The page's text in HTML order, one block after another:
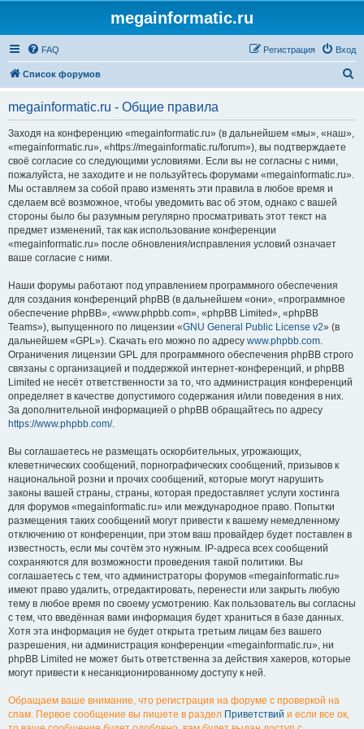
megainformatic.ru
FAQ Вход
Регистрация
Список форумов
megainformatic.ru - Общие правила
Заходя на конференцию «megainformatic.ru» (в дальнейшем «мы», «наш»,
«megainformatic.ru», «https://megainformatic.ru/forum»), вы подтверждаете
своё согласие со следующими условиями. Если вы не согласны с ними,
пожалуйста, не заходите и не пользуйтесь форумами «megainformatic.ru».
Мы оставляем за собой право изменять эти правила в любое время и
сделаем всё возможное, чтобы уведомить вас об этом, однако с вашей
стороны было бы разумным регулярно просматривать этот текст на
предмет изменений, так как использование конференции
«megainformatic.ru» после обновления/исправления условий означает
ваше согласие с ними.
Наши форумы работают под управлением программного обеспечения
для создания конференций phpBB (в дальнейшем «они», «программное
обеспечение phpBB», «www.phpbb.com», «phpBB Limited», «phpBB
Teams»), выпущенного по лицензии «GNU General Public License v2» (в
дальнейшем «GPL»). Скачать его можно по адресу www.phpbb.com.
Ограничения лицензии GPL для программного обеспечения phpBB строго
связаны с организацией и поддержкой интернет-конференций, и phpBB
Limited не несёт ответственности за то, что администрация конференций
определяет в качестве допустимого содержания и/или поведения в них.
За дополнительной информацией о phpBB обращайтесь по адресу
https://www.phpbb.com/.
Вы соглашаетесь не размещать оскорбительных, угрожающих,
клеветнических сообщений, порнографических сообщений, призывов к
национальной розни и прочих сообщений, которые могут нарушить
законы вашей страны, страны, которая предоставляет услуги хостинга
для форумов «megainformatic.ru» или международное право. Попытки
размещения таких сообщений могут привести к вашему немедленному
отключению от конференции, при этом ваш провайдер будет поставлен в
известность, если мы сочтём это нужным. IP-адреса всех сообщений
сохраняются для возможности проведения такой политики. Вы
соглашаетесь с тем, что администраторы форумов «megainformatic.ru»
имеют право удалить, отредактировать, перенести или закрыть любую
тему в любое время по своему усмотрению. Как пользователь вы согласны
с тем, что введённая вами информация будет храниться в базе данных.
Хотя эта информация не будет открыта третьим лицам без вашего
разрешения, ни администрация конференции «megainformatic.ru», ни
phpBB Limited не может быть ответственна за действия хакеров, которые
могут привести к несанкционированному доступу к ней.
Обращаем ваше внимание, что регистрация на форуме с проверкой на
спам. Первое сообщение вы пишете в раздел Приветствий и если все ок,